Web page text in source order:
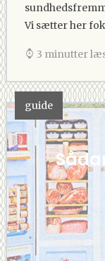
Vi sætter her
3 minutter
guide